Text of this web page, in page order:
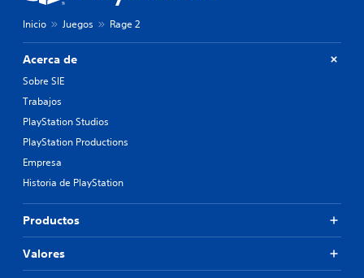
Inicio Juegos Rage 2
Acerca de
Sobre SIE
Trabajos
PlayStation Studios
PlayStation Productions
Empresa
Historia de PlayStation
Productos
Valores